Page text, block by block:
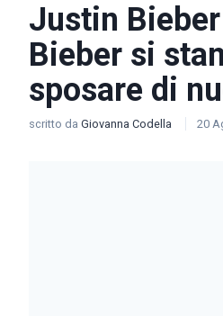
Justin
Bieber si
sposare di
scritto da Giovanna Codella 20